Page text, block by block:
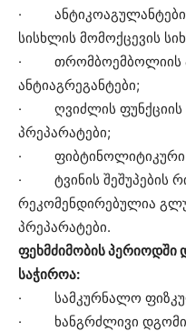
· ანტიკოაგულანტები,
სისხლის მომოქცევის
· თრომბოემბოლიის
ანტიაგრეგანტები;
· ღვიძლის ფუნქციის
პრეპარატები;
· ფიბტინოლიტიკური
· ტვინის შეშუპების
რეკომენდირებულია
პრეპარატები.
ფეხმძიმობის პერიოდში
საჭიროა:
· სამკურნალო
· ხანგრძლივი